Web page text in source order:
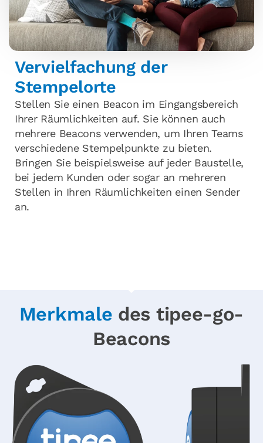
Vervielfachung der
Stempelorte
Stellen Sie einen Beacon im Eingangsbereich
Ihrer Räumlichkeiten auf. Sie können auch
mehrere Beacons verwenden, um Ihren Teams
verschiedene Stempelpunkte zu bieten.
Bringen Sie beispielsweise auf jeder Baustelle,
bei jedem Kunden oder sogar an mehreren
Stellen in Ihren Räumlichkeiten einen Sender
an.
Merkmale des tipee-go-
Beacons